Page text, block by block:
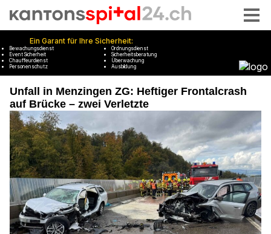
Unfall in Menzingen ZG: Heftiger Frontalcrash
auf Brücke – zwei Verletzte